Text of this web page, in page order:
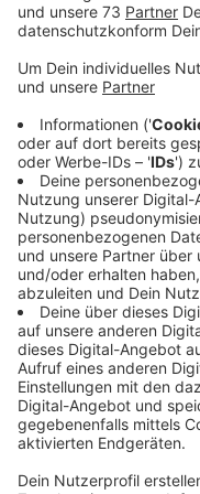
Anzeige
Preisgelder für
Anzeige
Landrat Kai Zwicker
weiterführenden
zum Mitmachen auf.
große Aktionen, die
leisten - durch
verantwortungsvolle
klimafreundliche
Die Preisgelder für
liegen zwischen
Bewerbungsschluss